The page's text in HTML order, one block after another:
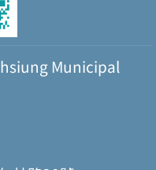
Municipal